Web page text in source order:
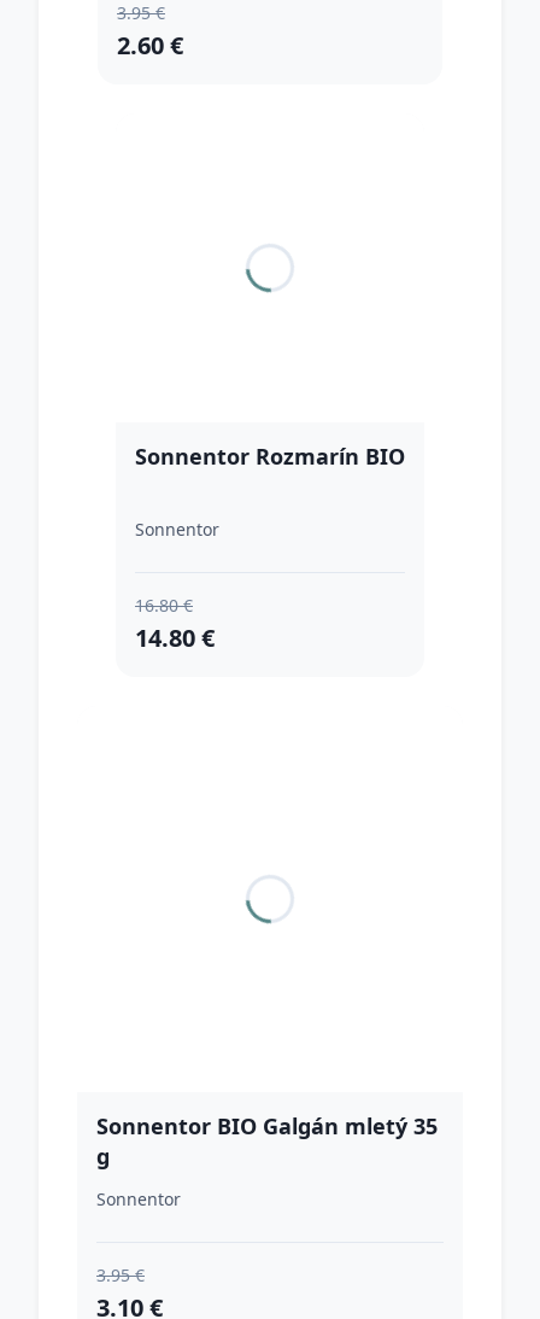
3.95 €
2.60 €
Sonnentor Rozmarín BIO
Sonnentor
16.80 €
14.80 €
Sonnentor BIO Galgán mletý 35
g
Sonnentor
3.95 €
3.10 €